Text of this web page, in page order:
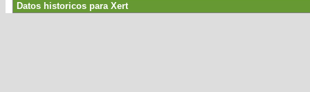
Datos historicos para Xert